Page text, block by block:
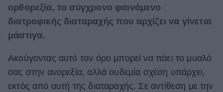
Hautes Grecians
Γάμος
Market News
ορθορεξία, το σύγχρονο φαινόμενο
διατροφικής διαταραχής που αρχίζει να γίνεται
μάστιγα.
Ακούγοντας αυτό τον όρο μπορεί να πάει το μυαλό
σας στην ανορεξία, αλλά ουδεμία σχέση υπάρχει,
εκτός από αυτή της διαταραχής. Σε αντίθεση με την